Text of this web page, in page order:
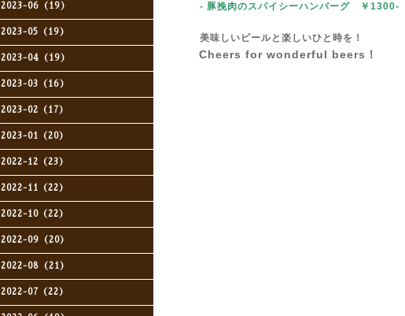
2023-06（19）
2023-05（19）
2023-04（19）
2023-03（16）
2023-02（17）
2023-01（20）
2022-12（23）
2022-11（22）
2022-10（22）
2022-09（20）
2022-08（21）
2022-07（22）
- 豚挽肉のスパイシーハンバーグ ￥1300-
美味しいビールと楽しいひと時を！
Cheers for wonderful beers！